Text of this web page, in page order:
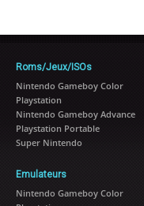
Roms/Jeux/ISOs
Nintendo Gameboy Color
Playstation
Nintendo Gameboy Advance
Playstation Portable
Super Nintendo
Emulateurs
Nintendo Gameboy Color